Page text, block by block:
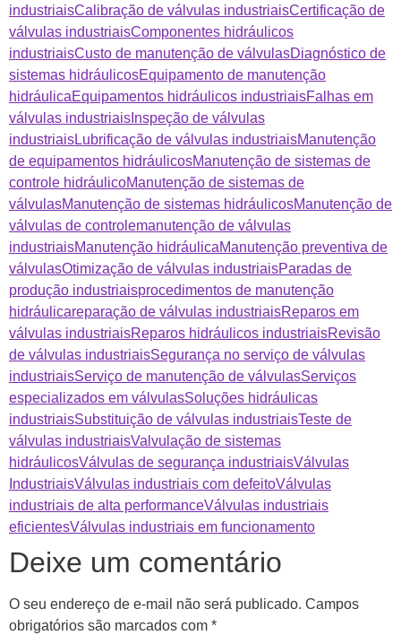
industriaisCalibração de válvulas industriaisCertificação de
válvulas industriaisComponentes hidráulicos
industriaisCusto de manutenção de válvulasDiagnóstico de
sistemas hidráulicosEquipamento de manutenção
hidráulicaEquipamentos hidráulicos industriaisFalhas em
válvulas industriais Inspeção de válvulas
industriaisLubrificação de válvulas industriaisManutenção
de equipamentos hidráulicosManutenção de sistemas de
controle hidráulicoManutenção de sistemas de
válvulasManutenção de sistemas hidráulicosManutenção de
válvulas de controlemanutenção de válvulas
industriaisManutenção hidráulicaManutenção preventiva de
válvulasOtimização de válvulas industriaisParadas de
produção industriaisprocedimentos de manutenção
hidráulicareparação de válvulas industriaisReparos em
válvulas industriaisReparos hidráulicos industriaisRevisão
de válvulas industriaisSegurança no serviço de válvulas
industriaisServiço de manutenção de válvulasServiços
especializados em válvulasSoluções hidráulicas
industriaisSubstituição de válvulas industriaisTeste de
válvulas industriaisValvulação de sistemas
hidráulicosVálvulas de segurança industriaisVálvulas
IndustriaisVálvulas industriais com defeitoVálvulas
industriais de alta performanceVálvulas industriais
eficientesVálvulas industriais em funcionamento
Deixe um comentário
O seu endereço de e-mail não será publicado. Campos
obrigatórios são marcados com *